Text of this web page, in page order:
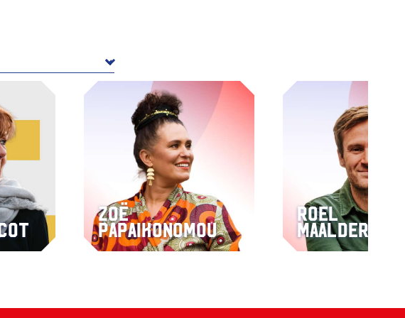
Zoë
Papaikonomou
Roel
Maalderink